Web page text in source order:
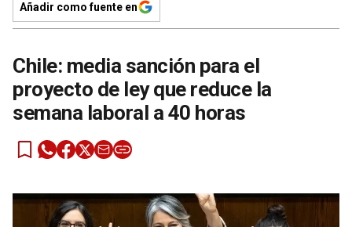
Añadir como fuente en
Chile: media sanción para el
proyecto de ley que reduce la
semana laboral a 40 horas